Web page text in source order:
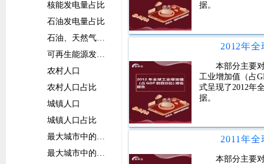
核能发电量占比
石油发电量占比
石油、天然气和煤炭能源的发电量占比
可再生能源发电量（不包括水电）占比
农村人口
农村人口占比
城镇人口
城镇人口占比
最大城市中的人口
最大城市中的人口占比
据。
本部分主要
工业增加值（占
式呈现了2012年
据。
本部分主要